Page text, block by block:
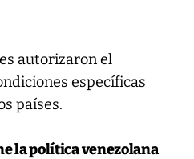
autorizaron el
específicas
países.
la política venezolana